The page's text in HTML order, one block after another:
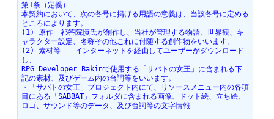
第1条（定義）
本契約において、次の各号に掲げる用語の意義は、当該各号に定める
ところによります。
(1) 原作　祁答院慎氏が創作し、当社が管理する物語、世界観、キ
ャラクター設定、名称その他これに付随する創作物をいいます。
(2) 素材等　　インターネットを経由してユーザーがダウンロード
し、
RPG Developer Bakinで使用する「サバトの女王」に含まれる下
記の素材、及びゲーム内の台詞等をいいます。
・「サバトの女王」プロジェクト内にて、リソースメニュー内の各項
目にある「SABBAT」フォルダに含まれる画像、ドット絵、立ち絵、
ロゴ、サウンド等のデータ、及び台詞等の文字情報